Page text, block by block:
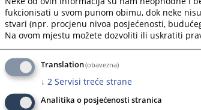
fukcionisati u svom punom obimu, dok neke
stvari (npr. procjenu nivoa posjećenosti,
Na ovom mjestu možete dozvoliti ili uskratiti
Translation(obavezna)
↓ 2 Servisi treće strane
Analitika o posjećenosti stranica